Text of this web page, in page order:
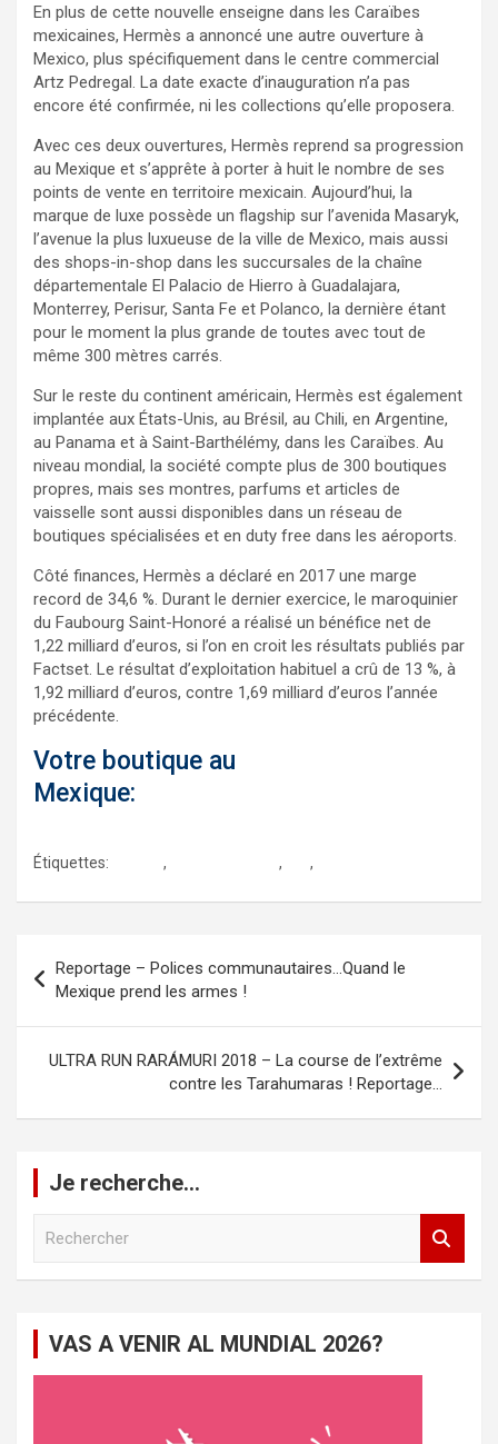
En plus de cette nouvelle enseigne dans les Caraïbes
mexicaines, Hermès a annoncé une autre ouverture à
Mexico, plus spécifiquement dans le centre commercial
Artz Pedregal. La date exacte d’inauguration n’a pas
encore été confirmée, ni les collections qu’elle proposera.
Avec ces deux ouvertures, Hermès reprend sa progression
au Mexique et s’apprête à porter à huit le nombre de ses
points de vente en territoire mexicain. Aujourd’hui, la
marque de luxe possède un flagship sur l’avenida Masaryk,
l’avenue la plus luxueuse de la ville de Mexico, mais aussi
des shops-in-shop dans les succursales de la chaîne
départementale El Palacio de Hierro à Guadalajara,
Monterrey, Perisur, Santa Fe et Polanco, la dernière étant
pour le moment la plus grande de toutes avec tout de
même 300 mètres carrés.
Sur le reste du continent américain, Hermès est également
implantée aux États-Unis, au Brésil, au Chili, en Argentine,
au Panama et à Saint-Barthélémy, dans les Caraïbes. Au
niveau mondial, la société compte plus de 300 boutiques
propres, mais ses montres, parfums et articles de
vaisselle sont aussi disponibles dans un réseau de
boutiques spécialisées et en duty free dans les aéroports.
Côté finances, Hermès a déclaré en 2017 une marge
record de 34,6 %. Durant le dernier exercice, le maroquinier
du Faubourg Saint-Honoré a réalisé un bénéfice net de
1,22 milliard d’euros, si l’on en croit les résultats publiés par
Factset. Le résultat d’exploitation habituel a crû de 13 %, à
1,92 milliard d’euros, contre 1,69 milliard d’euros l’année
précédente.
Votre boutique au
Mexique:
Étiquettes: , , ,
de
l’article
Reportage – Polices communautaires…Quand le
Mexique prend les armes !
ULTRA RUN RARÁMURI 2018 – La course de l’extrême
contre les Tarahumaras ! Reportage…
Je recherche…
c
VAS A VENIR AL MUNDIAL 2026?